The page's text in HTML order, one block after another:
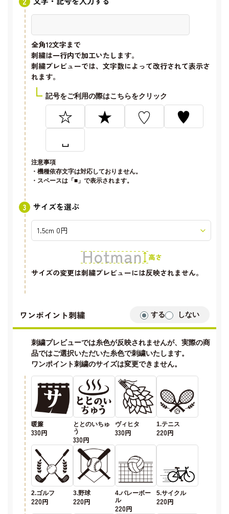
全角12文字まで
刺繍は一行内で加工いたします。
刺繍プレビューでは、文字数によって改行されて表示さ
れます。
記号をご利用の際はこちらをクリック
☆ ★ ♡
♥
␣
注意事項
・機種依存文字は対応しておりません。
・スペースは「■」で表示されます。
サイズを選ぶ
サイズの変更は刺繍プレビューには反映されません。
ワンポイント刺繍 する しない
刺繍プレビューでは糸色が反映されませんが、実際の商
品ではご選択いただいた糸色で刺繍いたします。
ワンポイント刺繍のサイズは変更できません。
暖簾
330円
ととのいちゅ
う
330円
ヴィヒタ
330円
1.テニス
220円
2.ゴルフ
220円
3.野球
220円
4.バレーボー
ル
220円
5.サイクル
220円